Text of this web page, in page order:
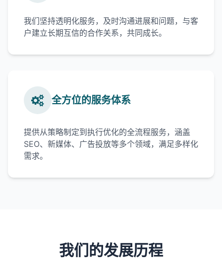
我们坚持透明化服务，及时沟通进展和问题，与客
户建立长期互信的合作关系，共同成长。
全方位的服务体系
提供从策略制定到执行优化的全流程服务，涵盖
SEO、新媒体、广告投放等多个领域，满足多样化
需求。
我们的发展历程